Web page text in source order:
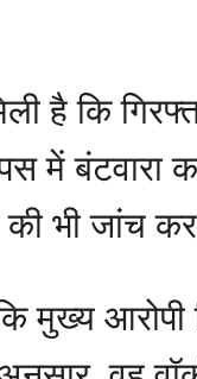
है कि
में
भी जांच
आरोपी